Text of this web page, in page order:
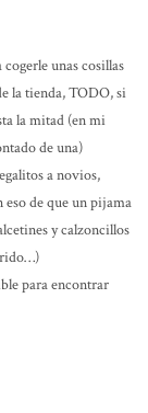
unas cosillas
la tienda, TODO, si
la mitad (en mi
de una)
a novios,
eso de que un pijama
y calzoncillos
para encontrar